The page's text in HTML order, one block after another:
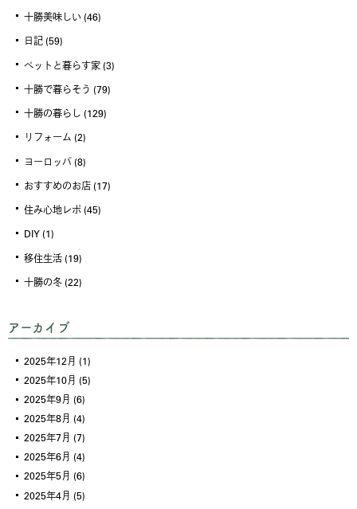
十勝美味しい (46)
日記 (59)
ペットと暮らす家 (3)
十勝で暮らそう (79)
十勝の暮らし (129)
リフォーム (2)
ヨーロッパ (8)
おすすめのお店 (17)
住み心地レポ (45)
DIY (1)
移住生活 (19)
十勝の冬 (22)
アーカイブ
2025年12月 (1)
2025年10月 (5)
2025年9月 (6)
2025年8月 (4)
2025年7月 (7)
2025年6月 (4)
2025年5月 (6)
2025年4月 (5)